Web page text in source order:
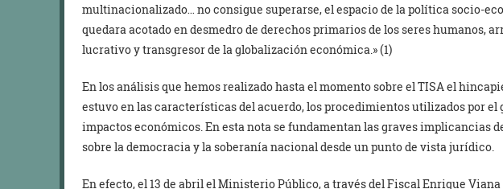
multinacionalizado… no consigue superarse, el espacio de la política socio-
quedara acotado en desmedro de derechos primarios de los seres humanos,
lucrativo y transgresor de la globalización económica.» (1)
En los análisis que hemos realizado hasta el momento sobre el TISA el
estuvo en las características del acuerdo, los procedimientos utilizados por el
impactos económicos. En esta nota se fundamentan las graves implicancias
sobre la democracia y la soberanía nacional desde un punto de vista jurídico.
En efecto, el 13 de abril el Ministerio Público, a través del Fiscal Enrique